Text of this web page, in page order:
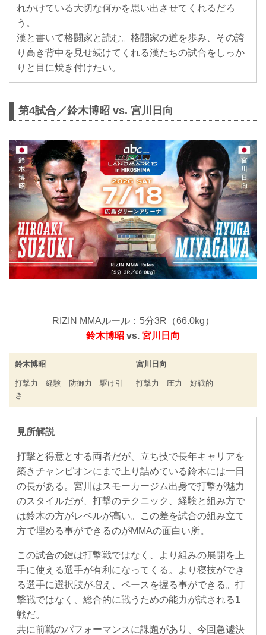
れかけている大切な何かを思い出させてくれるだろ
う。
漢と書いて格闘家と読む。格闘家の道を歩み、その誇
り高き背中を見せ続けてくれる漢たちの試合をしっか
りと目に焼き付けたい。
第4試合／鈴木博昭 vs. 宮川日向
RIZIN MMAルール：5分3R（66.0kg）
鈴木博昭 vs. 宮川日向
鈴木博昭
打撃力｜経験｜防御力｜駆け引
き
宮川日向
打撃力｜圧力｜好戦的
見所解説
打撃と得意とする両者だが、立ち技で長年キャリアを
築きチャンピオンにまで上り詰めている鈴木には一日
の長がある。宮川はスモーカージム出身で打撃が魅力
のスタイルだが、打撃のテクニック、経験と組み方で
は鈴木の方がレベルが高い。この差を試合の組み立て
方で埋める事ができるのがMMAの面白い所。
この試合の鍵は打撃戦ではなく、より組みの展開を上
手に使える選手が有利になってくる。より寝技ができ
る選手に選択肢が増え、ペースを握る事ができる。打
撃戦ではなく、総合的に戦うための能力が試される1
戦だ。
共に前戦のパフォーマンスに課題があり、今回急遽決